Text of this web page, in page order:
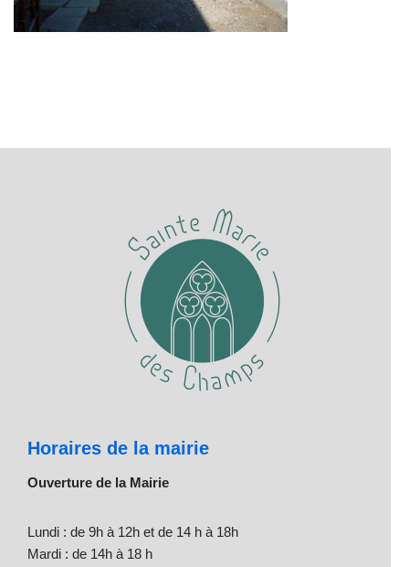
Horaires de la mairie
Ouverture de la Mairie
Lundi : de 9h à 12h et de 14 h à 18h
Mardi : de 14h à 18 h